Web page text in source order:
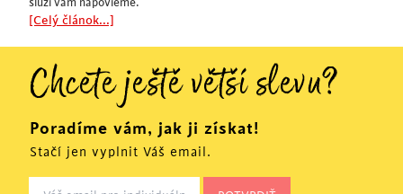
slúži vám napovieme.
[Celý článok...]
Chcete ještě větší slevu?
Poradíme vám, jak ji získat!
Stačí jen vyplnit Váš email.